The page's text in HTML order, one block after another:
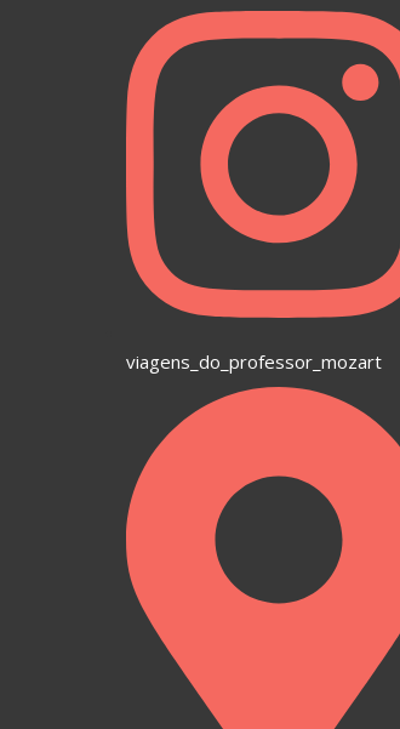
viagens_do_professor_mozart